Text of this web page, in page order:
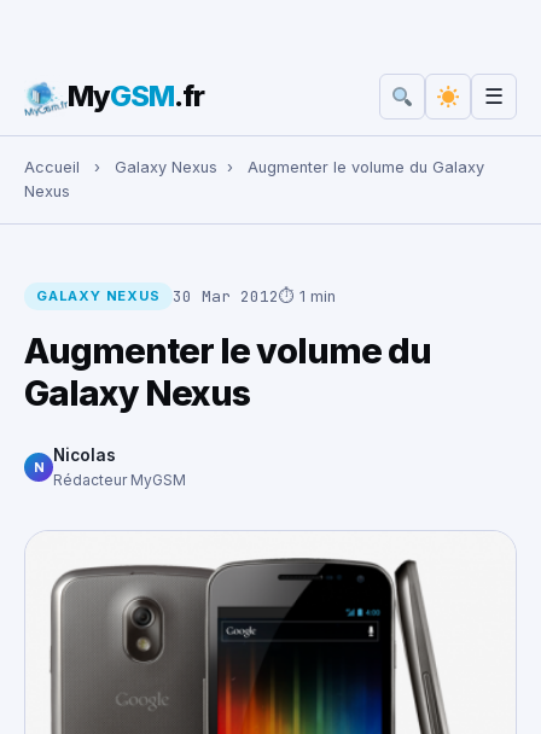
Rechercher :
MyGSM.fr ☰
Accueil › Galaxy Nexus ›
Augmenter le volume du Galaxy
Nexus
GALAXY NEXUS 30 Mar 2012⏱ 1 min
Augmenter le volume du
Galaxy Nexus
N
Nicolas
Rédacteur MyGSM